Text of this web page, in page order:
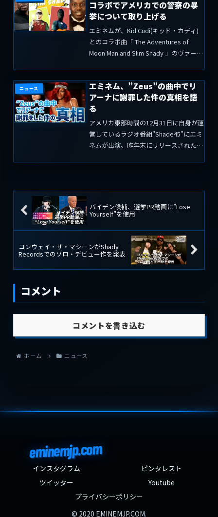
があるとしています。...
コラボでアメリカでの警察の暴
挙について取り上げる
エミネムが、Kid Cudi(キッド・カディ)
とのコラボ曲「 The Adventures of
Moon Man and Slim Shady 」のヴァース
拘束され...
ニュース
エミネム、”Zeus”の曲中でリ
アーナに謝罪した件の真相を語
る
アメリカ東部時間の12月31日に自身が運
営しているラジオ番組"Shade45"にエミ
ネムが出演。昨年末にリリースされたア
バイデン候補、選挙PR動画に”Lose
Yourself”を使用
コンウェイ・ザ・マシーンがShady
Recordsでのソロ・デビュー作を発表
コメント
コメントを書き込む
ホーム ニュース
eminemjp.com
インスタグラム
ピンタレスト
ツイッター
Youtube
プライバシーポリシー
© 2020 EMINEMJP.COM.